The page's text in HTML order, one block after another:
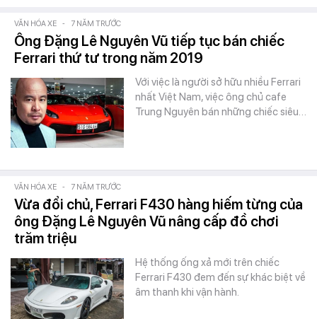
VĂN HÓA XE - 7 NĂM TRƯỚC
Ông Đặng Lê Nguyên Vũ tiếp tục bán chiếc
Ferrari thứ tư trong năm 2019
Với việc là người sở hữu nhiều Ferrari
nhất Việt Nam, việc ông chủ cafe
Trung Nguyên bán những chiếc siêu…
VĂN HÓA XE - 7 NĂM TRƯỚC
Vừa đổi chủ, Ferrari F430 hàng hiếm từng của
ông Đặng Lê Nguyên Vũ nâng cấp đồ chơi
trăm triệu
Hệ thống ống xả mới trên chiếc
Ferrari F430 đem đến sự khác biệt về
âm thanh khi vận hành.